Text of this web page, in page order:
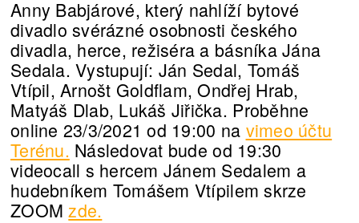
Anny Babjárové, který nahlíží bytové
divadlo svérázné osobnosti českého
divadla, herce, režiséra a básníka Jána
Sedala. Vystupují: Ján Sedal, Tomáš
Vtípil, Arnošt Goldflam, Ondřej Hrab,
Matyáš Dlab, Lukáš Jiřička. Proběhne
online 23/3/2021 od 19:00 na vimeo účtu
Terénu. Následovat bude od 19:30
videocall s hercem Jánem Sedalem a
hudebníkem Tomášem Vtípilem skrze
ZOOMzde.